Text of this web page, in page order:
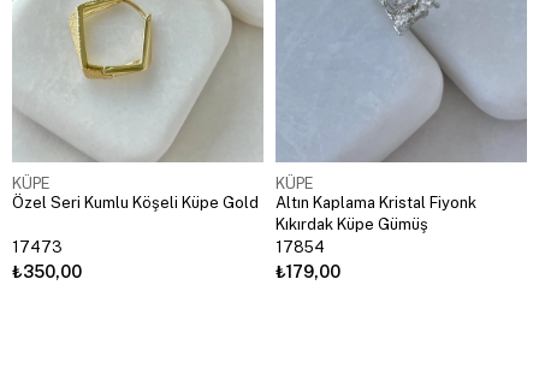
KÜPE
Özel Seri Kumlu Köşeli Küpe Gold
17473
₺350,00
KÜPE
Altın Kaplama Kristal Fiyonk
Kıkırdak Küpe Gümüş
17854
₺179,00